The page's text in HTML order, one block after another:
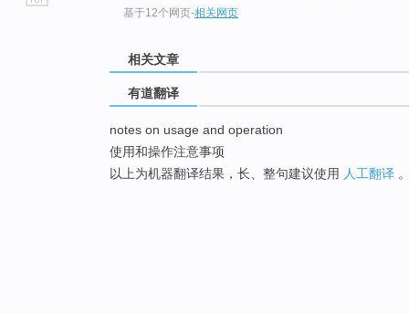
基于12个网页-相关网页
相关文章
有道翻译
notes on usage and operation
使用和操作注意事项
以上为机器翻译结果，长、整句建议使用 人工翻译